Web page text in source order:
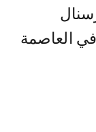
في العاصمة